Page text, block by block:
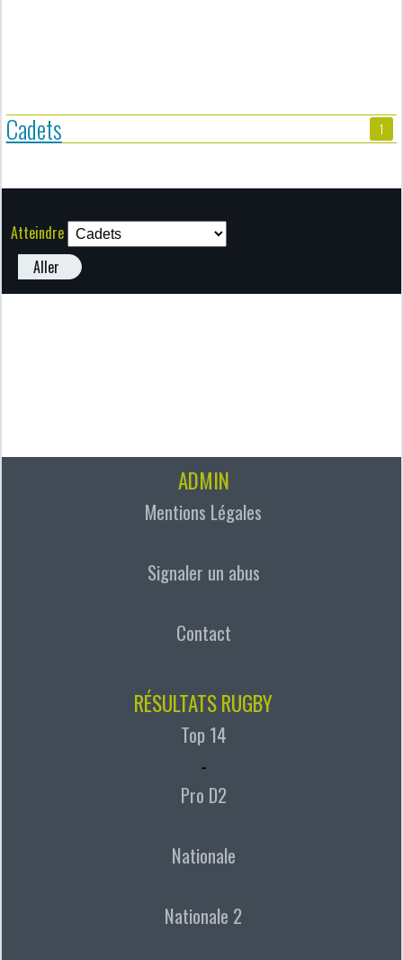
Cadets 1
Atteindre
Aller
ADMIN
Mentions Légales
Signaler un abus
Contact
RÉSULTATS RUGBY
Top 14
-
Pro D2
Nationale
Nationale 2